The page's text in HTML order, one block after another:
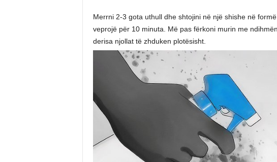
Merrni 2-3 gota uthull dhe shtojini në një shishe në
veprojë për 10 minuta. Më pas fërkoni murin me
derisa njollat të zhduken plotësisht.